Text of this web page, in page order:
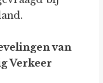
van
Verkeer